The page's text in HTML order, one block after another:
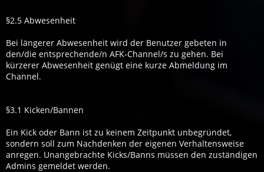
§2.5 Abwesenheit
Bei längerer Abwesenheit wird der Benutzer gebeten in
den/die entsprechende/n AFK-Channel/s zu gehen. Bei
kürzerer Abwesenheit genügt eine kurze Abmeldung im
Channel.
§3.1 Kicken/Bannen
Ein Kick oder Bann ist zu keinem Zeitpunkt unbegründet,
sondern soll zum Nachdenken der eigenen Verhaltensweise
anregen. Unangebrachte Kicks/Banns müssen den zuständigen
Admins gemeldet werden.